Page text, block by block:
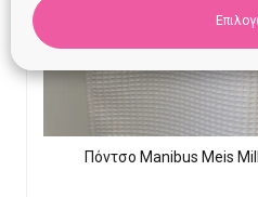
Πόντσο Manibus Meis